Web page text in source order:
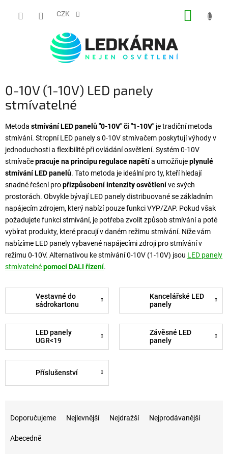
CZK
0-10V (1-10V) LED panely
stmívatelné
Metoda stmívání LED panelů "0-10V" či "1-10V" je tradiční metoda
stmívání. Stropní LED panely s 0-10V stmívačem poskytují výhody v
jednoduchosti a flexibilitě při ovládání osvětlení. Systém 0-10V
stmívačepracuje na principu regulace napětía umožňujeplynulé
stmívání LED panelů. Tato metoda je ideální pro ty, kteří hledají
snadné řešení propřizpůsobení intenzity osvětleníve svých
prostorách. Obvykle bývají LED panely distribuované se základním
napájecím zdrojem, který nabízí pouze funkci VYP/ZAP. Pokud však
požadujete funkci stmívání, je potřeba zvolit způsob stmívání a poté
vybírat produkty, které pracují v daném režimu stmívání. Níže vám
nabízíme LED panely vybavené napájecími zdroji pro stmívání v
režimu 0-10V. Alternativou ke stmívání 0-10V (1-10V) jsou LED panely
stmívatelnépomocí DALI řízení.
Vestavné do
sádrokartonu
Kancelářské LED
panely
LED panely
UGR<19
Závěsné LED
panely
Příslušenství
Doporučujeme Nejlevnější Nejdražší Nejprodávanější
Abecedně